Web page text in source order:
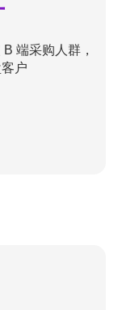
端采购人群，
户